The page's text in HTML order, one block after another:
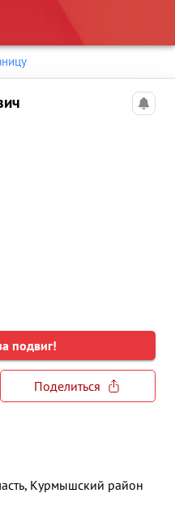
подвиг!
Поделиться
Курмышский район